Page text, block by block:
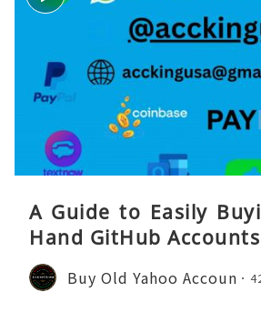
A Guide to Easily
Hand GitHub
Buy Old Yahoo Accoun